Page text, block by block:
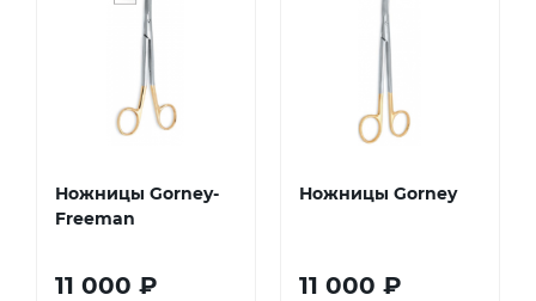
Ножницы Gorney-
Freeman
11 000 ₽
Ножницы Gorney
11 000 ₽